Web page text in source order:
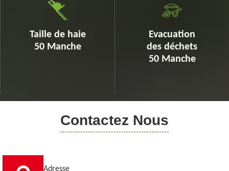
Taille de haie
50 Manche
Evacuation
des déchets
50 Manche
Contactez Nous
Adresse